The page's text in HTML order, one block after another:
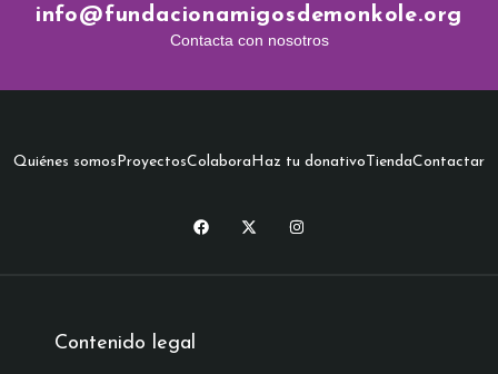
info@fundacionamigosdemonkole.org
Contacta con nosotros
Quiénes somosProyectosColaboraHaz tu donativo TiendaContactar
Contenido legal